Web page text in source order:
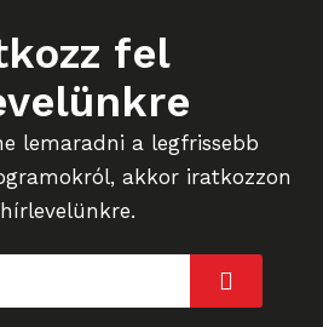
fel
lemaradni a legfrissebb
akkor iratkozzon